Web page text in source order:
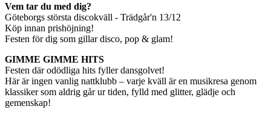
Vem tar du med dig?
Göteborgs största discokväll - Trädgår'n 13/12
Köp innan prishöjning!
Festen för dig som gillar disco, pop & glam!
GIMME GIMME HITS
Festen där odödliga hits fyller dansgolvet!
Här är ingen vanlig nattklubb – varje kväll är en musikresa genom
klassiker som aldrig går ur tiden, fylld med glitter, glädje och
gemenskap!